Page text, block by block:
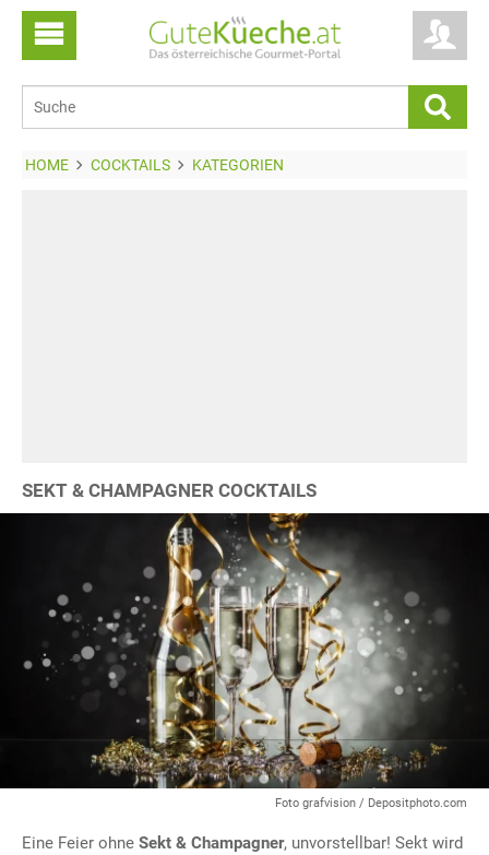
HOME COCKTAILS KATEGORIEN
SEKT & CHAMPAGNER COCKTAILS
Foto grafvision / Depositphoto.com
Eine Feier ohne Sekt & Champagner, unvorstellbar! Sekt wird